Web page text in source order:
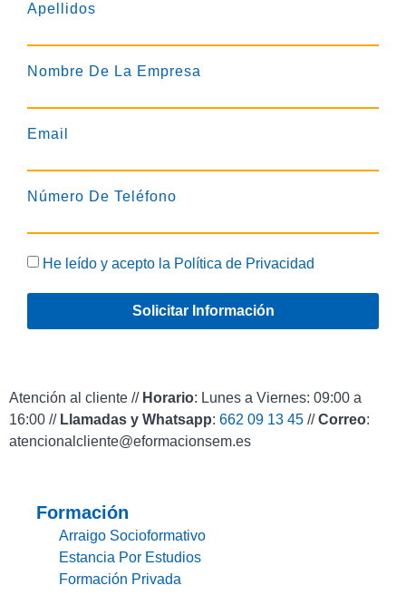
Apellidos
Nombre De La Empresa
Email
Número De Teléfono
He leído y acepto la Política de Privacidad
Solicitar Información
Atención al cliente // Horario: Lunes a Viernes: 09:00 a
16:00 // Llamadas y Whatsapp: 662 09 13 45 //Correo:
atencionalcliente@eformacionsem.es
Formación
Arraigo Socioformativo
Estancia Por Estudios
Formación Privada